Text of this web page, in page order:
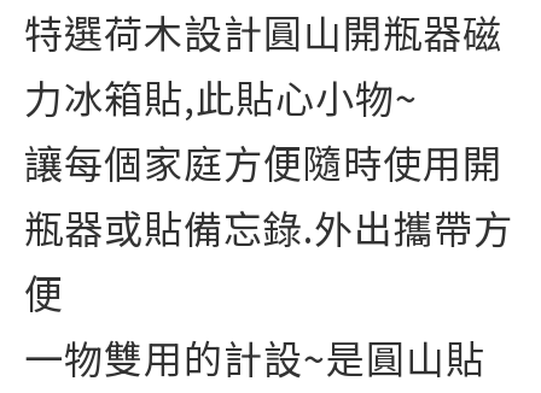
特選荷木設計圓山開瓶器磁
力冰箱貼,此貼心小物~
讓每個家庭方便隨時使用開
瓶器或貼備忘錄.外出攜帶方
便
一物雙用的計設~是圓山貼